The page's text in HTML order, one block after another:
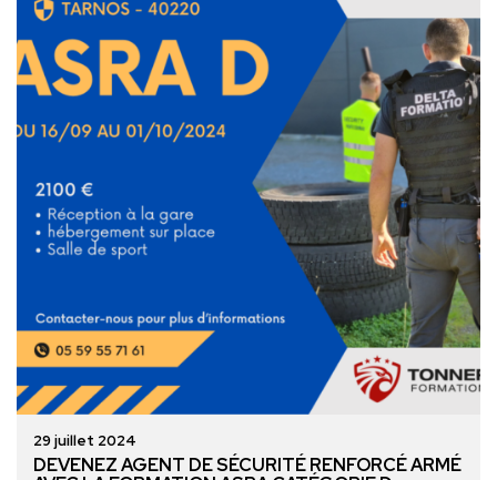
29 juillet 2024
DEVENEZ AGENT DE SÉCURITÉ RENFORCÉ ARMÉ